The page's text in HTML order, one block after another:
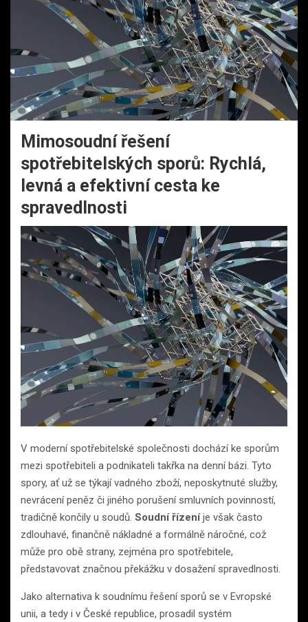
Mimosoudní řešení
spotřebitelských sporů: Rychlá,
levná a efektivní cesta ke
spravedlnosti
V moderní spotřebitelské společnosti dochází ke sporům
mezi spotřebiteli a podnikateli takřka na denní bázi. Tyto
spory, ať už se týkají vadného zboží, neposkytnuté služby,
nevrácení peněz či jiného porušení smluvních povinností,
tradičně končily u soudů. Soudní řízeníje však často
zdlouhavé, finančně nákladné a formálně náročné, což
může pro obě strany, zejména pro spotřebitele,
představovat značnou překážku v dosažení spravedlnosti.
Jako alternativa k soudnímu řešení sporů se v Evropské
unii, a tedy i v České republice, prosadil systém